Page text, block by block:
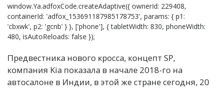
window.Ya.adfoxCode.createAdaptive({ ownerId: 229408,
containerId: 'adfox_153691187985178753', params: { p1:
'cbxwk', p2: 'gcnb' } }, ['phone'], { tabletWidth: 830, phoneWidth:
480, isAutoReloads: false });
Предвестника нового кросса, концепт SP,
компания Kia показала в начале 2018-го на
автосалоне в Индии, в этой же стране сегодня, 20